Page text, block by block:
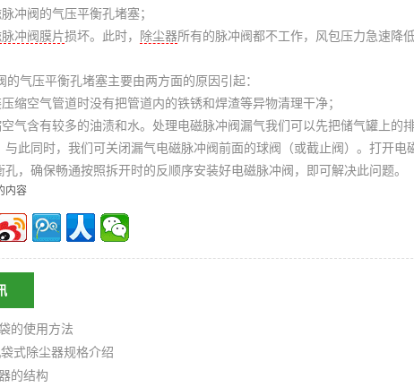
冲阀的气压平衡孔堵塞；
冲阀膜片损坏。此时， 除尘器所有的脉冲阀都不工作，风包压力急速降
的气压平衡孔堵塞主要由两方面的原因引起：
缩空气管道时没有把管道内的铁锈和焊渣等异物清理干净；
气含有较多的油渍和水。处理电磁脉冲阀漏气我们可以先把储气罐上的
与此同时，我们可关闭漏气电磁脉冲阀前面的球阀（或截止阀）。打开电
孔，确保畅通按照拆开时的反顺序安装好电磁脉冲阀 ，即可解决此问题。
内容
的使用方法
式除尘器规格介绍
的结构